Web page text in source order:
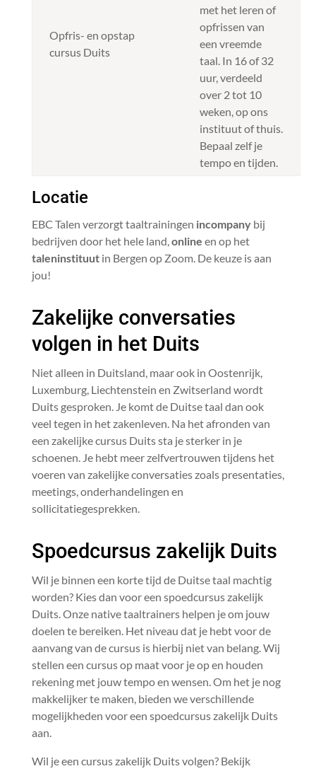
Opfris- en opstap
cursus Duits
met het leren of
opfrissen van
een vreemde
taal. In 16 of 32
uur, verdeeld
over 2 tot 10
weken, op ons
instituut of thuis.
Bepaal zelf je
tempo en tijden.
Locatie
EBC Talen verzorgt taaltrainingen incompanybij
bedrijven door het hele land,online en op het
taleninstituutin Bergen op Zoom. De keuze is aan
jou!
Zakelijke conversaties
volgen in het Duits
Niet alleen in Duitsland, maar ook in Oostenrijk,
Luxemburg, Liechtenstein en Zwitserland wordt
Duits gesproken. Je komt de Duitse taal dan ook
veel tegen in het zakenleven. Na het afronden van
een zakelijke cursus Duits sta je sterker in je
schoenen. Je hebt meer zelfvertrouwen tijdens het
voeren van zakelijke conversaties zoals presentaties,
meetings, onderhandelingen en
sollicitatiegesprekken.
Spoedcursus zakelijk Duits
Wil je binnen een korte tijd de Duitse taal machtig
worden? Kies dan voor een spoedcursus zakelijk
Duits. Onze native taaltrainers helpen je om jouw
doelen te bereiken. Het niveau dat je hebt voor de
aanvang van de cursus is hierbij niet van belang. Wij
stellen een cursus op maat voor je op en houden
rekening met jouw tempo en wensen. Om het je nog
makkelijker te maken, bieden we verschillende
mogelijkheden voor een spoedcursus zakelijk Duits
aan.
Wil je een cursus zakelijk Duits volgen? Bekijk